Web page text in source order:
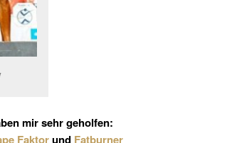
mir sehr geholfen:
Faktorund Fatburner